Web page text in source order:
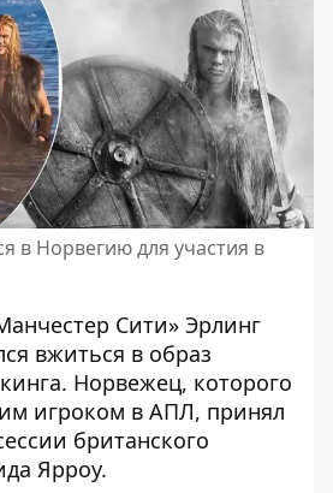
в Норвегию для участия в
Сити» Эрлинг
вжиться в образ
Норвежец, которого
игроком в АПЛ, принял
британского
Ярроу.